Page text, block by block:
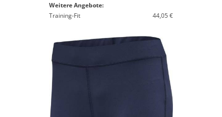
Weitere Angebote:
Training-Fit
44,05 €